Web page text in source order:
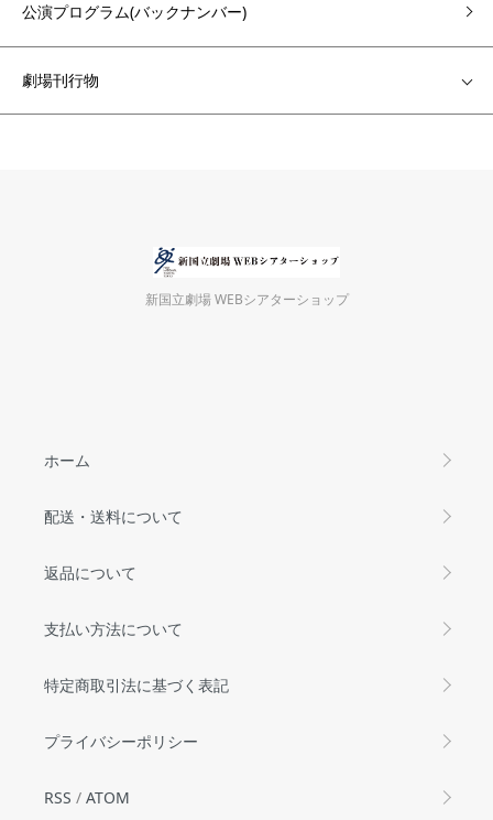
公演プログラム(バックナンバー)
劇場刊行物
新国立劇場 WEBシアターショップ
ホーム
配送・送料について
返品について
支払い方法について
特定商取引法に基づく表記
プライバシーポリシー
RSS / ATOM